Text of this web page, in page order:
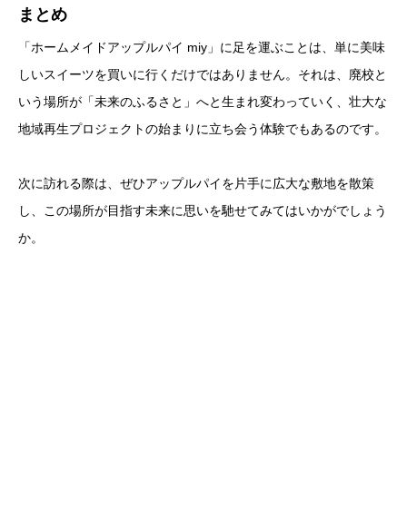
まとめ
「ホームメイドアップルパイ miy」に足を運ぶことは、単に美味
しいスイーツを買いに行くだけではありません。それは、廃校と
いう場所が「未来のふるさと」へと生まれ変わっていく、壮大な
地域再生プロジェクトの始まりに立ち会う体験でもあるのです。
次に訪れる際は、ぜひアップルパイを片手に広大な敷地を散策
し、この場所が目指す未来に思いを馳せてみてはいかがでしょう
か。